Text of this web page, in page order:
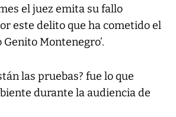
el juez emita su fallo
este delito que ha cometido el
Montenegro’.
las pruebas? fue lo que
durante la audiencia de